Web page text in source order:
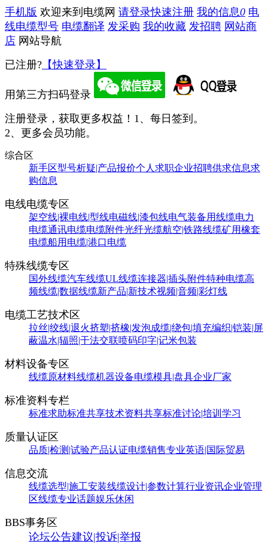
手机版 欢迎来到电缆网 请登录快速注册 我的信息0 电
线电缆型号 电缆翻译 发采购 我的收藏 发招聘 网站商
店 网站导航
已注册? 【快速登录】
用第三方扫码登录
注册登录，获取更多权益！ 1、每日签到。
2、更多会员功能。
综合区
新手区型号析疑|产品报价个人求职企业招聘供求信息求
购信息
电线电缆专区
架空线|裸电线|型线电磁线|漆包线电气装备用线缆电力
电缆通讯电缆电缆附件光纤光缆航空|铁路线缆矿用橡套
电缆船用电缆|港口电缆
特殊线缆专区
国外线缆汽车线缆UL线缆连接器|插头附件特种电缆高
频线缆|数据线缆新产品|新技术视频|音频|彩灯线
电缆工艺技术区
拉丝|绞线|退火挤塑|挤橡|发泡成缆|绕包|填充编织|铠装|屏
蔽温水|辐照|干法交联喷码印字|记米包装
材料设备专区
线缆原材料线缆机器设备电缆模具|盘具企业厂家
标准资料专栏
标准求助标准共享技术资料共享标准讨论|培训学习
质量认证区
品质|检测|试验产品认证电缆销售专业英语|国际贸易
信息交流
线缆选型|施工安装线缆设计|参数计算行业资讯企业管理
区线缆专业话题娱乐休闲
BBS事务区
论坛公告建议|投诉|举报